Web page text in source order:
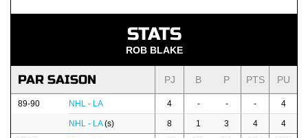
STATS
ROB BLAKE
PAR SAISON PJ B P PTS PU
89-90 NHL - LA 4 - - - 4
NHL - LA(s) 8 1 3 4 4